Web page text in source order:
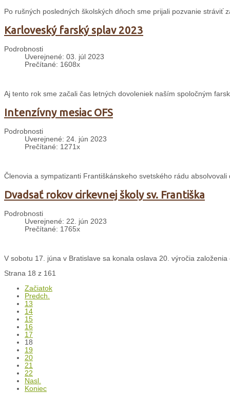
Po rušných posledných školských dňoch sme prijali pozvanie stráviť
Karloveský farský splav 2023
Podrobnosti
Uverejnené: 03. júl 2023
Prečítané: 1608x
Aj tento rok sme začali čas letných dovoleniek naším spoločným
Intenzívny mesiac OFS
Podrobnosti
Uverejnené: 24. jún 2023
Prečítané: 1271x
Členovia a sympatizanti Františkánskeho svetského rádu
Dvadsať rokov cirkevnej školy sv. Františka
Podrobnosti
Uverejnené: 22. jún 2023
Prečítané: 1765x
V sobotu 17. júna v Bratislave sa konala oslava 20. výročia
Strana 18 z 161
Začiatok
Predch.
13
14
15
16
17
18
19
20
21
22
Nasl.
Koniec